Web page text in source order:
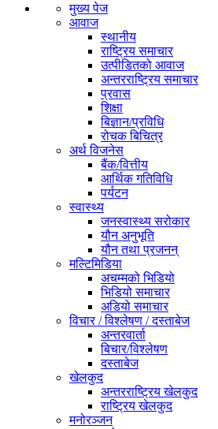
मुख्य पेज
आवाज
स्थानीय
राष्ट्रिय समाचार
उत्पीडितको आवाज
अन्तरराष्ट्रिय समाचार
प्रवास
शिक्षा
बिज्ञान/प्रविधि
रोचक बिचित्र
अर्थ विजनेस
बैंक/वित्तीय
आर्थिक गतिविधि
पर्यटन
स्वास्थ्य
जनस्वास्थ्य सरोकार
यौन अनुभूति
यौन तथा प्रजनन्
मल्टिमिडिया
अचम्मको भिडियो
भिडियो समाचार
अडियो समाचार
विचार / विश्लेषण / दस्ताबेज
अन्तरवार्ता
बिचार/विश्लेषण
दस्ताबेज
खेलकुद
अन्तरराष्ट्रिय खेलकुद
राष्ट्रिय खेलकुद
मनोरञ्जन